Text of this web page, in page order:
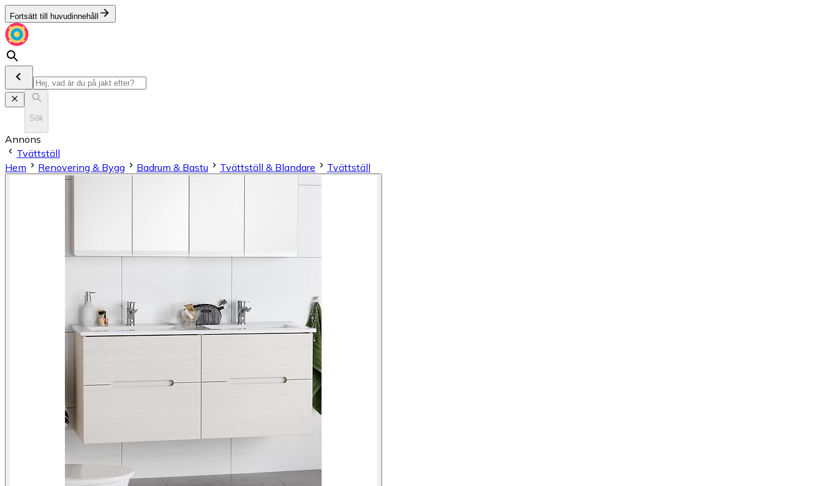
Fortsätt till huvudinnehåll
Sök
Annons
Tvättställ
Hem
Renovering & Bygg Badrum & Bastu Tvättställ & Blandare Tvättställ